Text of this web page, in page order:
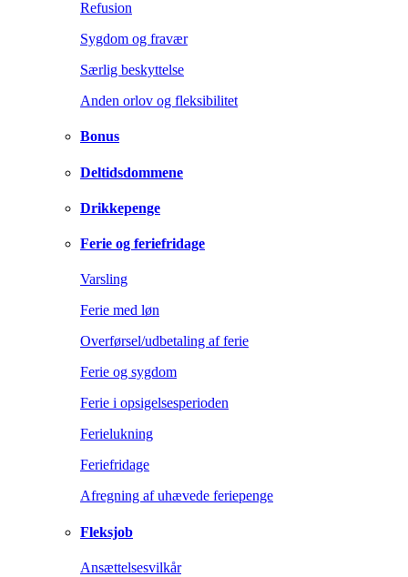
Refusion
Sygdom og fravær
Særlig beskyttelse
Anden orlov og fleksibilitet
Bonus
Deltidsdommene
Drikkepenge
Ferie og feriefridage
Varsling
Ferie med løn
Overførsel/udbetaling af ferie
Ferie og sygdom
Ferie i opsigelsesperioden
Ferielukning
Feriefridage
Afregning af uhævede feriepenge
Fleksjob
Ansættelsesvilkår